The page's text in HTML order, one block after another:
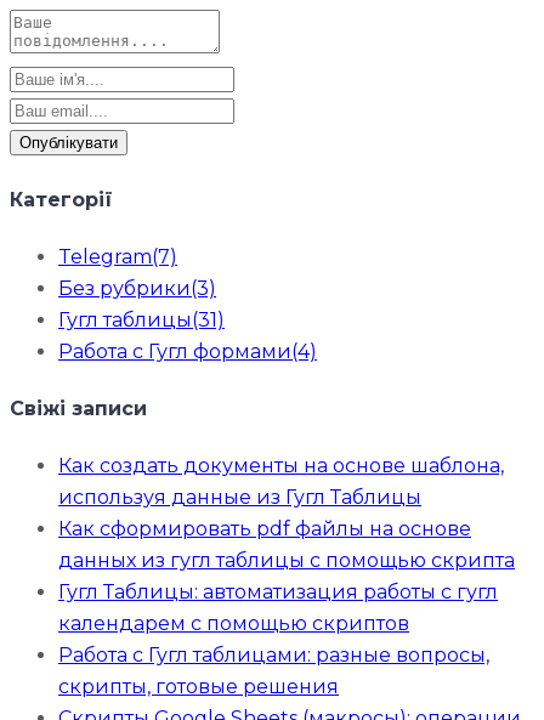
Опублікувати
Категорії
Telegram(7)
Без рубрики(3)
Гугл таблицы(31)
Работа с Гугл формами(4)
Свіжі записи
Как создать документы на основе шаблона,
используя данные из Гугл Таблицы
Как сформировать pdf файлы на основе
данных из гугл таблицы с помощью скрипта
Гугл Таблицы: автоматизация работы с гугл
календарем с помощью скриптов
Работа с Гугл таблицами: разные вопросы,
скрипты, готовые решения